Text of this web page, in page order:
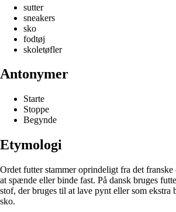
sutter
sneakers
sko
fodtøj
skoletøfler
Antonymer
Starte
Stoppe
Begynde
Etymologi
Ordet futter stammer oprindeligt fra det
at spænde eller binde fast. På dansk bruges
stof, der bruges til at lave pynt eller som ekstra
sko.